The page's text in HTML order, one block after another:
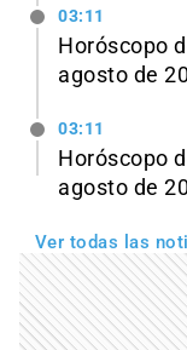
03:11
Horóscopo
agosto de
03:11
Horóscopo
agosto de
Ver todas las